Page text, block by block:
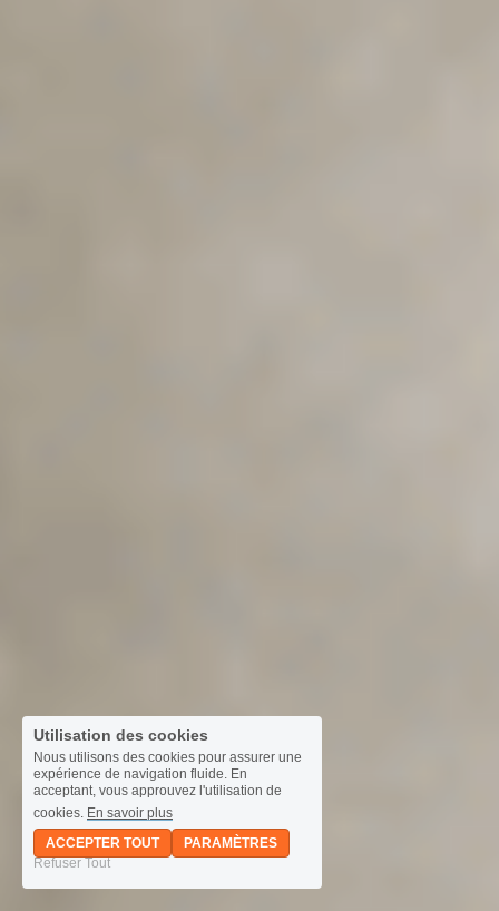
Utilisation des cookies
Nous utilisons des cookies pour assurer une
expérience de navigation fluide. En
acceptant, vous approuvez l'utilisation de
cookies. En savoir plus
ACCEPTER TOUT
PARAMÈTRES
Refuser Tout